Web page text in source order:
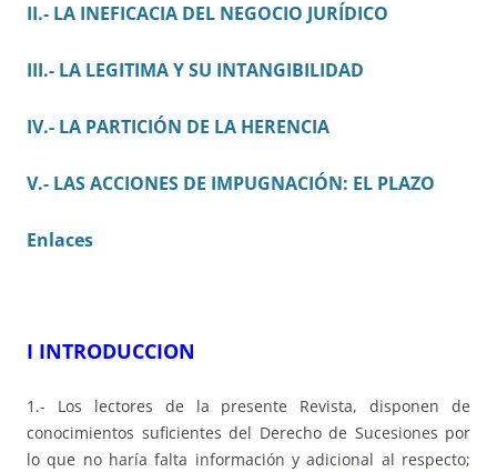
II.- LA INEFICACIA DEL NEGOCIO JURÍDICO
III.- LA LEGITIMA Y SU INTANGIBILIDAD
IV.- LA PARTICIÓN DE LA HERENCIA
V.- LAS ACCIONES DE IMPUGNACIÓN: EL PLAZO
Enlaces
I INTRODUCCION
1.- Los lectores de la presente Revista, disponen de
conocimientos suficientes del Derecho de Sucesiones por
lo que no haría falta información y adicional al respecto;